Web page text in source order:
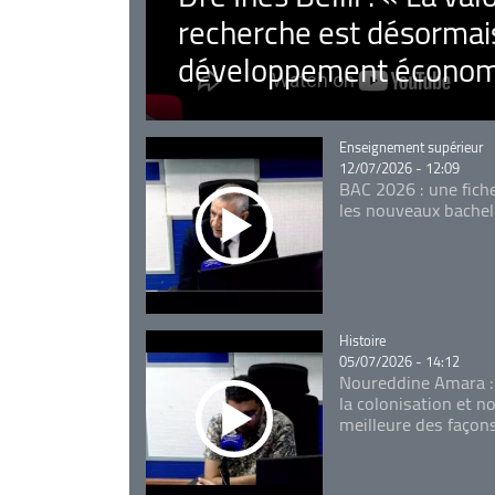
recherche est
développement
Catégorie
Enseignement supérieur
12/07/2026 - 12:09
BAC 2026 : une
les nouveaux
Catégorie
Histoire
05/07/2026 - 14:12
Noureddine Amara
la colonisation et
meilleure des